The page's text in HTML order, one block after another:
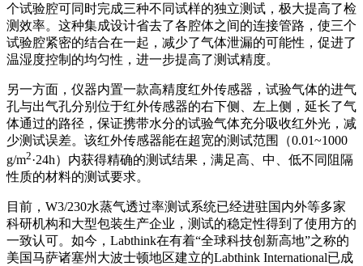
个试验腔可同时完成三种不同试样的独立测试，极大提高了检
测效率。这种集成设计省去了各腔体之间的连接管路，使三个
试验腔紧密的结合在一起，减少了气体泄漏的可能性，促进了
温湿度控制的均匀性，进一步提高了测试精度。
另一方面，仪器内置一款高精度红外传感器，试验气体的进气
孔与出气孔分别位于红外传感器的右下侧、左上侧，延长了气
体通过的路径，保证携带水分的试验气体充分吸收红外光，减
少测试误差。该红外传感器能在超宽的测试范围（0.01~1000
g/m2·24h）内获得精确的测试结果，满足高、中、低不同阻隔
性质的材料的测试要求。
目前，W3/230水蒸气透过率测试系统已经进驻国内外等多家
科研机构和大型包装生产企业，测试的稳定性得到了使用方的
一致认可。如今，Labthink在有着“全球科技创新高地”之称的
美国马萨诸塞州大波士顿地区建立的Labthink International已成